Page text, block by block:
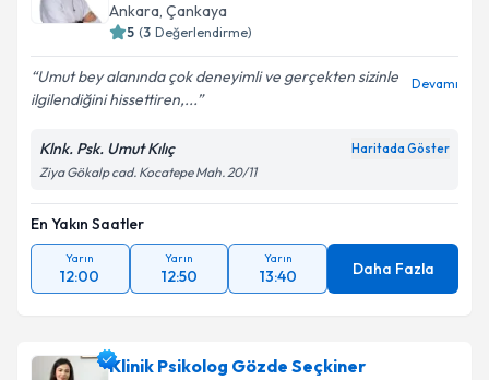
Ankara, Çankaya
5 (3 Değerlendirme)
Umut bey alanında çok deneyimli ve gerçekten sizinle
ilgilendiğini hissettiren,...
Devamı
Klnk. Psk. Umut Kılıç Haritada Göster
Ziya Gökalp cad. Kocatepe Mah. 20/11
En Yakın Saatler
Yarın
12:00
Yarın
12:50
Yarın
13:40 Daha Fazla
Klinik Psikolog Gözde Seçkiner